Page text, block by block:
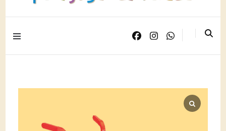
JNG PLAST
Juguetes para jugar de verdad